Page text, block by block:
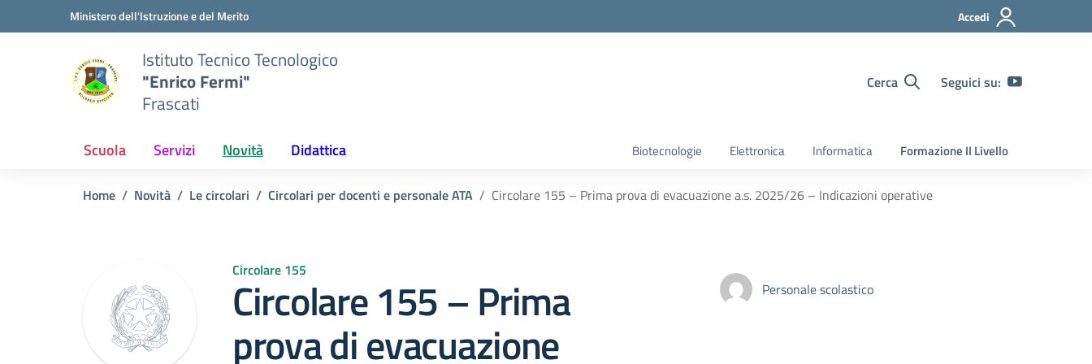
Vai ai contenuti
Vai al menu di navigazioneMinistero dell'Istruzione e del Merito Accedi
Istituto Tecnico Tecnologico
"Enrico Fermi"
Frascati
Cerca Seguici su:
Scuola Servizi Novità Didattica Biotecnologie Elettronica Informatica Formazione II Livello
Home Novità Le circolari Circolari per docenti e personale ATA Circolare 155 – Prima prova di evacuazione a.s. 2025/26 – Indicazioni operative
Circolare 155
Circolare 155 – Prima
prova di evacuazione
Personale scolastico